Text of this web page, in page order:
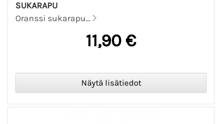
SUKARAPU
Oranssi sukarapu...
11,90 €